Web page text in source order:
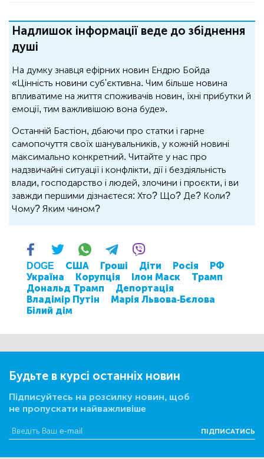
Надлишок інформації веде до збіднення
душі
На думку знавця ефірних новин Ендрю Бойда
«Цінність новини суб'єктивна. Чим більше новина
впливатиме на життя споживачів новин, їхні прибутки й
емоції, тим важливішою вона буде».
Останній Бастіон, дбаючи про статки і гарне
самопочуття своїх шанувальників, у кожній новині
максимально конкретний. Читайте у нас про
надзвичайні ситуації і конфлікти, дії і бездіяльність
влади, господарство і людей, злочини і проєкти, і ви
завжди першими дізнаєтеся: Хто? Що? Де? Коли?
Чому? Яким чином?
DOGE США Гроші Діти Росія
РФ
Україна
Корупція Ілон Маск
Трамп
Дональд Трамп
Депортація
Владімір Путін
Марія Львова-Бєлова
Білий дім
Будьте в курсі останніх новин
Підписуйтесь на розсилку новин, щоб
не пропускати найважливіше
ПІДПИСАТИСЬ